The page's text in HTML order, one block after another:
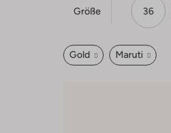
Größe 36
Gold Maruti